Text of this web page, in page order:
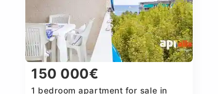
150 000€
1 bedroom apartment for sale in